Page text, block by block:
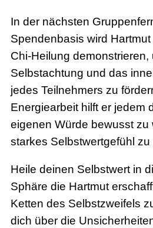
In der nächsten
Spendenbasis wird
Chi-Heilung demonstrieren,
Selbstachtung und das
jedes Teilnehmers zu
Energiearbeit hilft er jedem
eigenen Würde bewusst zu
starkes Selbstwertgefühl zu
Heile deinen Selbstwert in
Sphäre die Hartmut
Ketten des Selbstzweifels
dich über die